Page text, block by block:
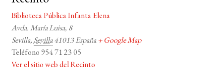
Biblioteca Pública Infanta Elena
Avda. María Luisa, 8
Sevilla, Sevilla 41013 España + Google Map
Teléfono 954 71 23 05
Ver el sitio web del Recinto